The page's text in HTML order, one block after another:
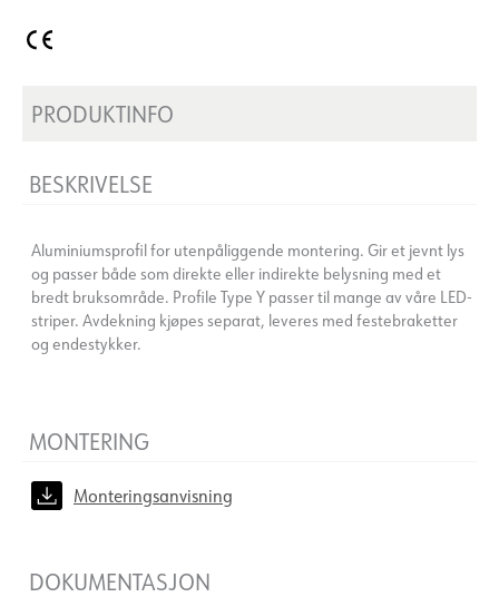
PRODUKTINFO
BESKRIVELSE
Aluminiumsprofil for utenpåliggende montering. Gir et jevnt lys
og passer både som direkte eller indirekte belysning med et
bredt bruksområde. Profile Type Y passer til mange av våre LED-
striper. Avdekning kjøpes separat, leveres med festebraketter
og endestykker.
MONTERING
Monteringsanvisning
DOKUMENTASJON